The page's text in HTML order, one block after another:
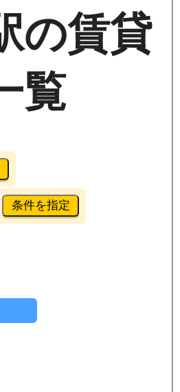
の賃貸
覧
条件を指定